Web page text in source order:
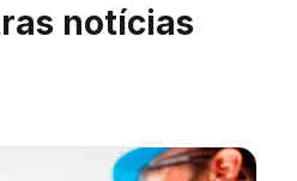
notícias